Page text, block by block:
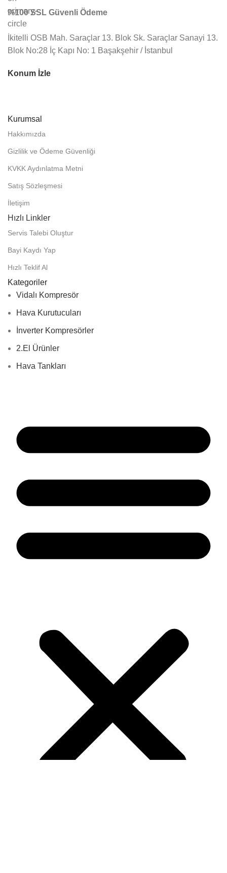
%100 SSL Güvenli Ödeme
İkitelli OSB Mah. Saraçlar 13. Blok Sk. Saraçlar Sanayi 13.
Blok No:28 İç Kapı No: 1 Başakşehir / İstanbul
Konum İzle
Kurumsal
Hakkımızda
Gizlilik ve Ödeme Güvenliği
KVKK Aydınlatma Metni
Satış Sözleşmesi
İletişim
Hızlı Linkler
Servis Talebi Oluştur
Bayi Kaydı Yap
Hızlı Teklif Al
Kategoriler
Vidalı Kompresör
Hava Kurutucuları
İnverter Kompresörler
2.El Ürünler
Hava Tankları